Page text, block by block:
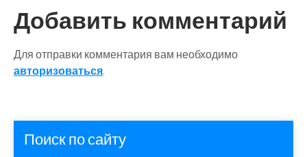
Добавить комментарий
Для отправки комментария вам необходимо
авторизоваться.
Поиск по сайту